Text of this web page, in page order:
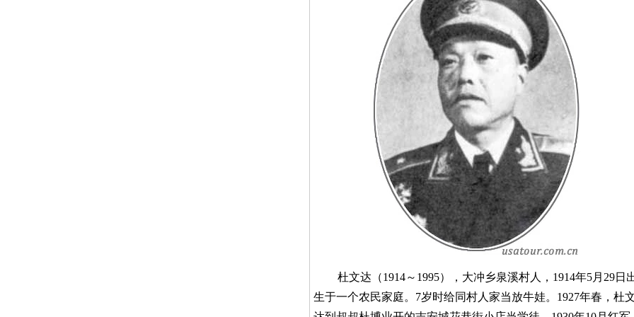
杜文达（1914～1995），大冲乡泉溪村人，1914年5月29日
生于一个农民家庭。7岁时给同村人家当放牛娃。1927年春，杜